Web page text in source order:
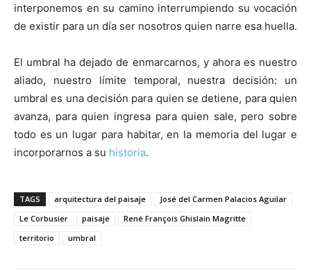
interponemos en su camino interrumpiendo su vocación
de existir para un día ser nosotros quien narre esa huella.
El umbral ha dejado de enmarcarnos, y ahora es nuestro
aliado, nuestro límite temporal, nuestra decisión: un
umbral es una decisión para quien se detiene, para quien
avanza, para quien ingresa para quien sale, pero sobre
todo es un lugar para habitar, en la memoria del lugar e
incorporarnos a su historia.
TAGS arquitectura del paisaje
José del Carmen Palacios Aguilar
Le Corbusier
paisaje
René François Ghislain Magritte
territorio
umbral